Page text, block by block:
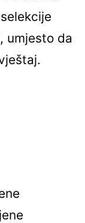
umjesto da